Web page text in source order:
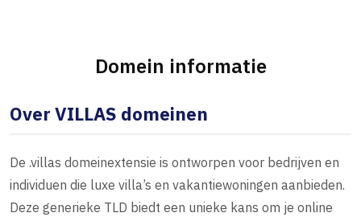
Domein informatie
Over VILLAS domeinen
De .villas domeinextensie is ontworpen voor bedrijven en
individuen die luxe villa’s en vakantiewoningen aanbieden.
Deze generieke TLD biedt een unieke kans om je online